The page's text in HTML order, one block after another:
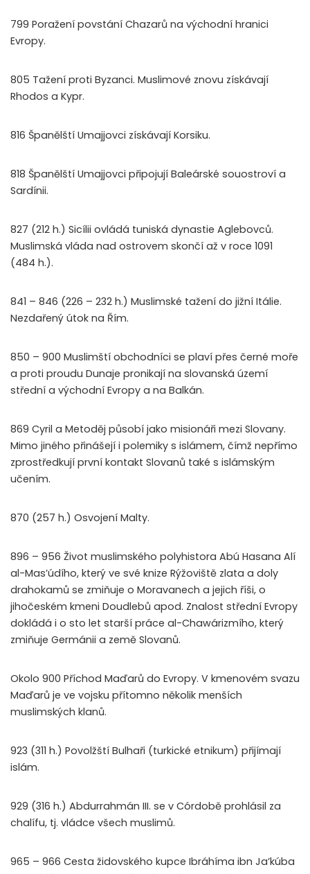
799 Poražení povstání Chazarů na východní hranici
Evropy.
805 Tažení proti Byzanci. Muslimové znovu získávají
Rhodos a Kypr.
816 Španělští Umajjovci získávají Korsiku.
818 Španělští Umajjovci připojují Baleárské souostroví a
Sardínii.
827 (212 h.) Sicílii ovládá tuniská dynastie Aglebovců.
Muslimská vláda nad ostrovem skončí až v roce 1091
(484 h.).
841 – 846 (226 – 232 h.) Muslimské tažení do jižní Itálie.
Nezdařený útok na Řím.
850 – 900 Muslimští obchodníci se plaví přes černé moře
a proti proudu Dunaje pronikají na slovanská území
střední a východní Evropy a na Balkán.
869 Cyril a Metoděj působí jako misionáři mezi Slovany.
Mimo jiného přinášejí i polemiky s islámem, čímž nepřímo
zprostředkují první kontakt Slovanů také s islámským
učením.
870 (257 h.) Osvojení Malty.
896 – 956 Život muslimského polyhistora Abú Hasana Alí
al-Mas’údího, který ve své knize Rýžoviště zlata a doly
drahokamů se zmiňuje o Moravanech a jejich říši, o
jihočeském kmeni Doudlebů apod. Znalost střední Evropy
dokládá i o sto let starší práce al-Chawárizmího, který
zmiňuje Germánii a země Slovanů.
Okolo 900 Příchod Maďarů do Evropy. V kmenovém svazu
Maďarů je ve vojsku přítomno několik menších
muslimských klanů.
923 (311 h.) Povolžští Bulhaři (turkické etnikum) přijímají
islám.
929 (316 h.) Abdurrahmán III. se v Córdobě prohlásil za
chalífu, tj. vládce všech muslimů.
965 – 966 Cesta židovského kupce Ibráhíma ibn Ja’kúba